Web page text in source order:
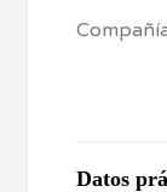
Datos